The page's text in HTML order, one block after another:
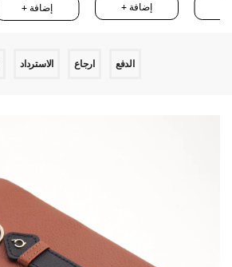
+ إضافة
+ إضافة
الاسترداد ارجاع الدفع